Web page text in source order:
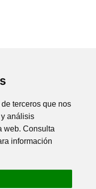
terceros que nos
análisis
web. Consulta
información